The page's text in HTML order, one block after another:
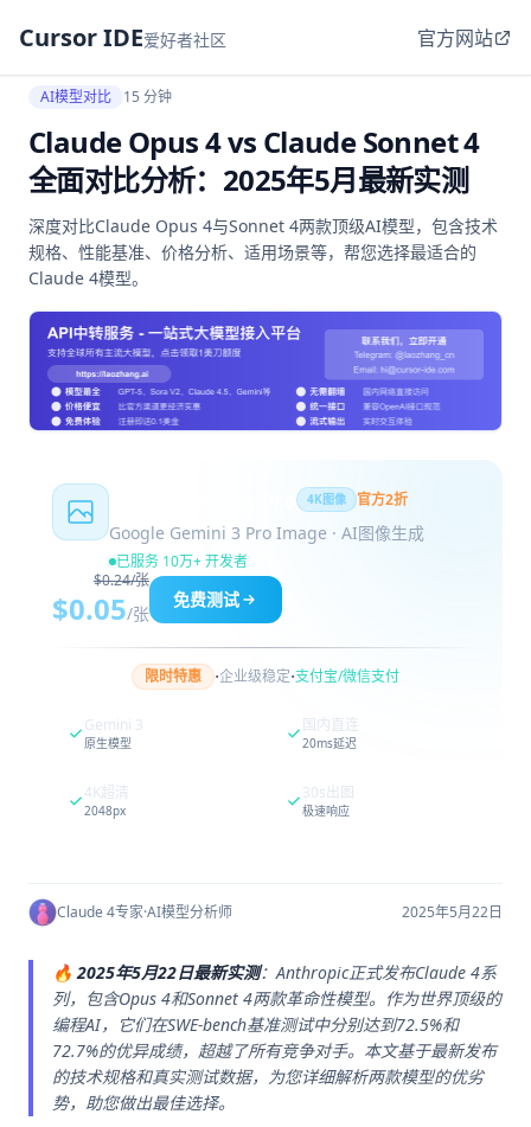
Cursor IDE爱好者社区 官方网站
AI模型对比 15 分钟
Claude Opus 4 vs Claude Sonnet 4
全面对比分析：2025年5月最新实测
深度对比Claude Opus 4与Sonnet 4两款顶级AI模型，包含技术
规格、性能基准、价格分析、适用场景等，帮您选择最适合的
Claude 4模型。
4K图像 官方2折
Google Gemini 3 Pro Image · AI图像生成
已服务 10万+ 开发者
$0.24/张
$0.05/张
免费测试
限时特惠 ·企业级稳定·支付宝/微信支付
Gemini 3
原生模型
国内直连
20ms延迟
4K超清
2048px
30s出图
极速响应
Claude 4专家·AI模型分析师 2025年5月22日
🔥 2025年5月22日最新实测：Anthropic正式发布Claude 4系
列，包含Opus 4和Sonnet 4两款革命性模型。作为世界顶级的
编程AI，它们在SWE-bench基准测试中分别达到72.5%和
72.7%的优异成绩，超越了所有竞争对手。本文基于最新发布
的技术规格和真实测试数据，为您详细解析两款模型的优劣
势，助您做出最佳选择。